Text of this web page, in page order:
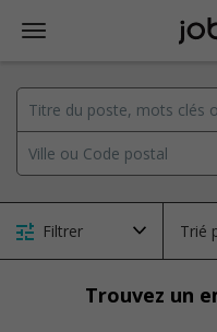
Filtrer Trié
Trouvez un